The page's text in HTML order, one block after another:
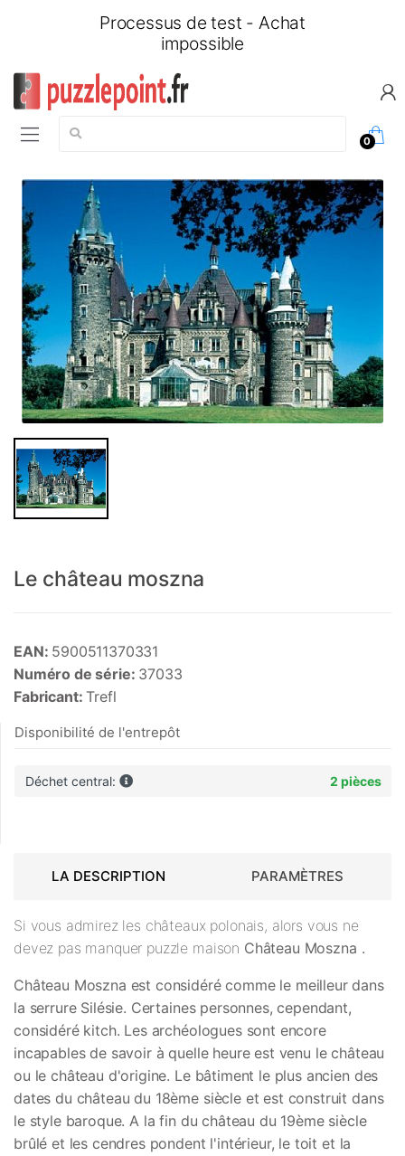
Processus de test - Achat
impossible
Chercher:
0
Le château moszna
EAN: 5900511370331
Numéro de série: 37033
Fabricant: Trefl
Disponibilité de l'entrepôt
Déchet central: 2 pièces
LA DESCRIPTION PARAMÈTRES
Si vous admirez les châteaux polonais, alors vous ne
devez pas manquer puzzle maison Château Moszna .
Château Moszna est considéré comme le meilleur dans
la serrure Silésie. Certaines personnes, cependant,
considéré kitch. Les archéologues sont encore
incapables de savoir à quelle heure est venu le château
ou le château d'origine. Le bâtiment le plus ancien des
dates du château du 18ème siècle et est construit dans
le style baroque. A la fin du château du 19ème siècle
brûlé et les cendres pondent l'intérieur, le toit et la